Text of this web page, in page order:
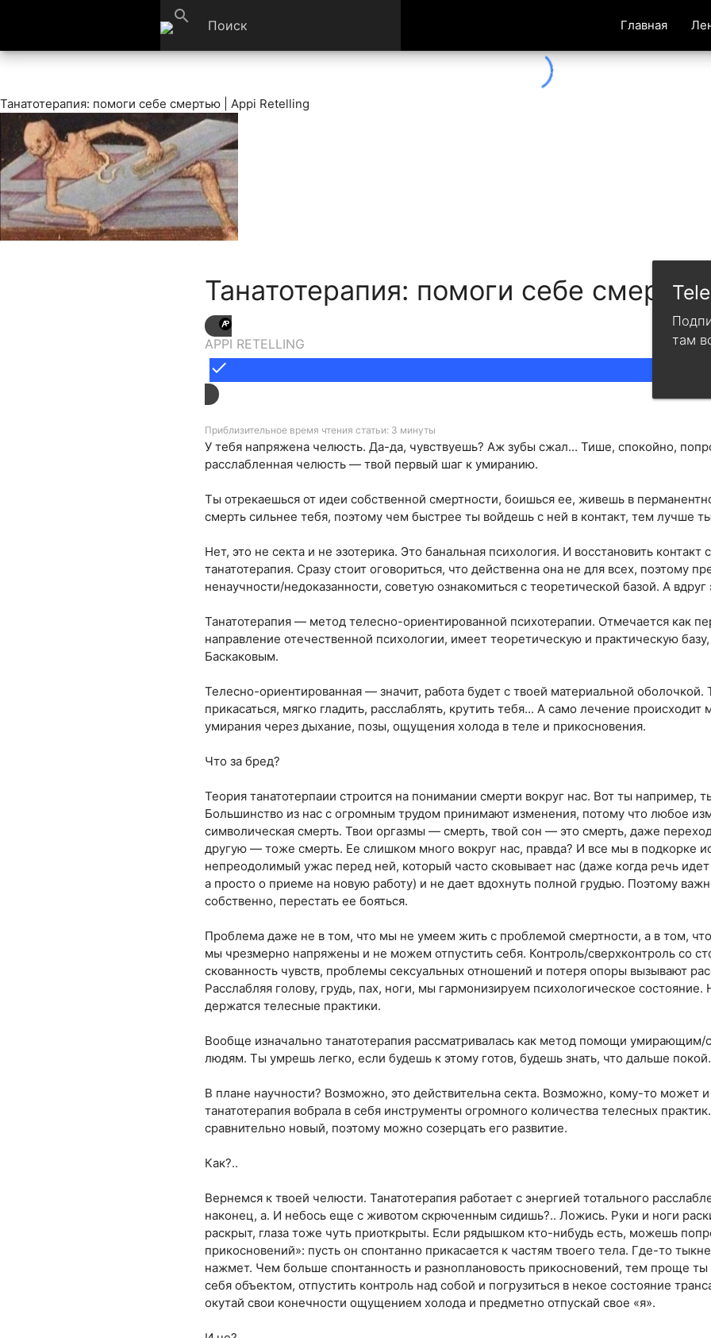
search Главная
Танатотерапия: помоги себе смертью | Appi Retelling
Танатотерапия: помоги себе смертью
APPI RETELLING
done
Приблизительное время чтения статьи: 3 минуты
У тебя напряжена челюсть. Да-да, чувствуешь? Аж зубы сжал... Тише, спокойно,
расслабленная челюсть — твой первый шаг к умиранию.
Ты отрекаешься от идеи собственной смертности, боишься ее, живешь в
смерть сильнее тебя, поэтому чем быстрее ты войдешь с ней в контакт, тем лучше
Нет, это не секта и не эзотерика. Это банальная психология. И восстановить
танатотерапия. Сразу стоит оговориться, что действенна она не для всех, поэтому
ненаучности/недоказанности, советую ознакомиться с теоретической базой. А вдруг
Танатотерапия — метод телесно-ориентированной психотерапии. Отмечается как
направление отечественной психологии, имеет теоретическую и практическую
Баскаковым.
Телесно-ориентированная — значит, работа будет с твоей материальной оболочкой.
прикасаться, мягко гладить, расслаблять, крутить тебя... А само лечение
умирания через дыхание, позы, ощущения холода в теле и прикосновения.
Что за бред?
Теория танатотерпаии строится на понимании смерти вокруг нас. Вот ты например,
Большинство из нас с огромным трудом принимают изменения, потому что любое
символическая смерть. Твои оргазмы — смерть, твой сон — это смерть, даже
другую — тоже смерть. Ее слишком много вокруг нас, правда? И все мы в подкорке
непреодолимый ужас перед ней, который часто сковывает нас (даже когда речь
а просто о приеме на новую работу) и не дает вдохнуть полной грудью. Поэтому
собственно, перестать ее бояться.
Проблема даже не в том, что мы не умеем жить с проблемой смертности, а в том,
мы чрезмерно напряжены и не можем отпустить себя. Контроль/сверхконтроль со
скованность чувств, проблемы сексуальных отношений и потеря опоры вызывают
Расслабляя голову, грудь, пах, ноги, мы гармонизируем психологическое
держатся телесные практики.
Вообще изначально танатотерапия рассматривалась как метод помощи
людям. Ты умрешь легко, если будешь к этому готов, будешь знать, что дальше покой.
В плане научности? Возможно, это действительна секта. Возможно, кому-то может
танатотерапия вобрала в себя инструменты огромного количества телесных
сравнительно новый, поэтому можно созерцать его развитие.
Как?..
Вернемся к твоей челюсти. Танатотерапия работает с энергией тотального
наконец, а. И небось еще с животом скрюченным сидишь?.. Ложись. Руки и ноги
раскрыт, глаза тоже чуть приоткрыты. Если рядышком кто-нибудь есть, можешь
прикосновений»: пусть он спонтанно прикасается к частям твоего тела. Где-то
нажмет. Чем больше спонтанность и разноплановость прикосновений, тем проще
себя объектом, отпустить контроль над собой и погрузиться в некое состояние
окутай свои конечности ощущением холода и предметно отпускай свое «я».
там